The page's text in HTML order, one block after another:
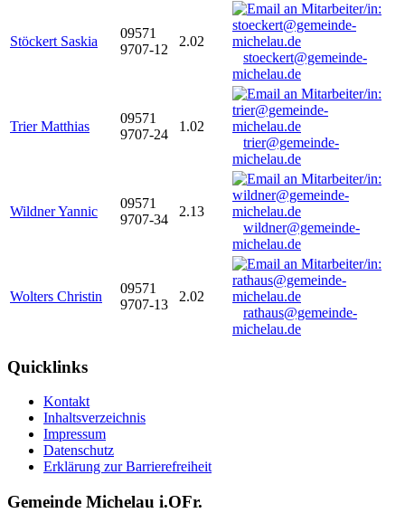
Stöckert Saskia
09571
9707-12
2.02
stoeckert@gemeinde-
michelau.de
Trier Matthias
09571
9707-24
1.02
trier@gemeinde-
michelau.de
Wildner Yannic
09571
9707-34
2.13
wildner@gemeinde-
michelau.de
Wolters Christin
09571
9707-13
2.02
rathaus@gemeinde-
michelau.de
Quicklinks
Kontakt
Inhaltsverzeichnis
Impressum
Datenschutz
Erklärung zur Barrierefreiheit
Gemeinde Michelau i.OFr.